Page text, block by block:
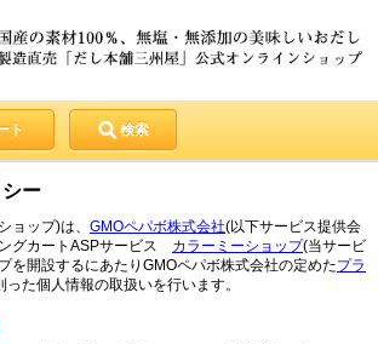
ト 検索
ー
ョップ)は、 GMOペパボ株式会社(以下サービス提供会
グカートASPサービス カラーミーショップ(当サービ
を開設するにあたりGMOペパボ株式会社の定めたプラ
った個人情報の取扱いを行います。